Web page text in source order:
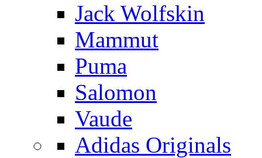
Jack Wolfskin
Mammut
Puma
Salomon
Vaude
Adidas Originals